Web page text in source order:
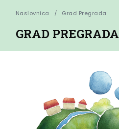
Naslovnica Grad Pregrada
GRAD PREGRADA